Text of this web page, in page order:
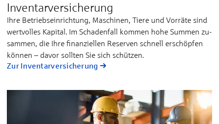
Inventar­versicherung
Ihre Be­triebs­­ein­rich­tung, Ma­schi­nen, Tie­re und Vor­rä­te sind
wert­­vol­les Ka­pi­tal. Im Scha­den­­fall kom­men ho­he Sum­men zu­
sam­men, die Ih­re fi­nan­ziel­len Re­ser­­ven schnell er­schöp­fen
kön­nen – da­vor soll­ten Sie sich schüt­zen.
Zur Inventar­versicherung